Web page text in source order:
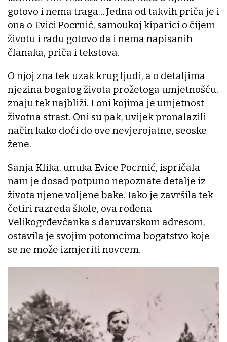
gotovo i nema traga… Jedna od takvih priča je i
ona o Evici Pocrnić, samoukoj kiparici o čijem
životu i radu gotovo da i nema napisanih
članaka, priča i tekstova.
O njoj zna tek uzak krug ljudi, a o detaljima
njezina bogatog života prožetoga umjetnošću,
znaju tek najbliži. I oni kojima je umjetnost
životna strast. Oni su pak, uvijek pronalazili
način kako doći do ove nevjerojatne, seoske
žene.
Sanja Klika, unuka Evice Pocrnić, ispričala
nam je dosad potpuno nepoznate detalje iz
života njene voljene bake. Iako je završila tek
četiri razreda škole, ova rođena
Velikogrđevčanka s daruvarskom adresom,
ostavila je svojim potomcima bogatstvo koje
se ne može izmjeriti novcem.